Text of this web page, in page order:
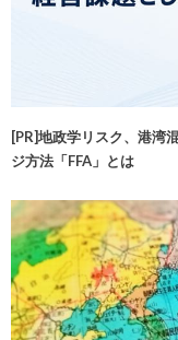
[PR]地政学リスク、港湾
ジ方法「FFA」とは